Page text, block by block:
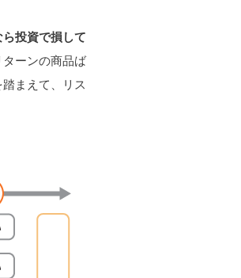
投資で損して
ーンの商品ば
まえて、リス